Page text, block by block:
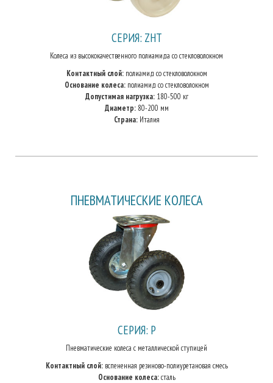
СЕРИЯ: ZHT
Колеса из высококачественного полиамида со стекловолокном
Контактный слой:полиамид со стекловолокном
Основание колеса:полиамид со стекловолокном
Допустимая нагрузка:180-500 кг
Диаметр:80-200 мм
Страна:Италия
ПНЕВМАТИЧЕСКИЕ КОЛЕСА
СЕРИЯ: P
Пневматические колеса с металлической ступицей
Контактный слой:вспененная резиново-полиуретановая смесь
Основание колеса:сталь